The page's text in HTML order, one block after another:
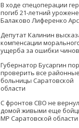
В ходе спецоперации
погиб 21-летний
Балаково Лиференко
Депутат Калинин
компенсации
ущерба за ошибки
Губернатор Бусаргин
проверить все районные
больницы Саратовской
области
С фронтов СВО не
домой живыми еще
МР Саратовской области